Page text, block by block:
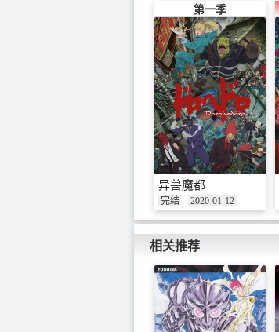
第一季
异兽魔都
完结 2020-01-12
相关推荐